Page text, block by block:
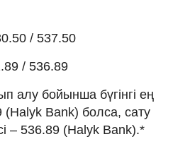
/ 537.50
/ 536.89
алу бойынша бүгінгі ең
(Halyk Bank) болса, сату
– 536.89 (Halyk Bank).*